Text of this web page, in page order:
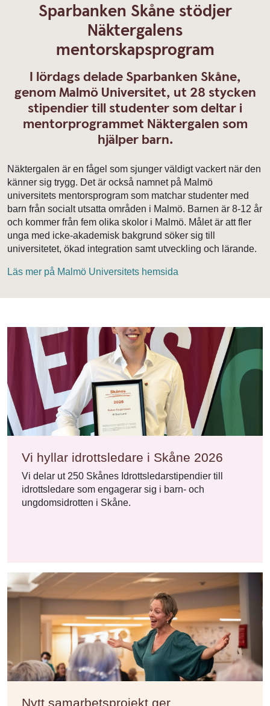
Sparbanken Skåne stödjer
Näktergalens
mentorskapsprogram
I lördags delade Sparbanken Skåne,
genom Malmö Universitet, ut 28 stycken
stipendier till studenter som deltar i
mentorprogrammet Näktergalen som
hjälper barn.
Näktergalen är en fågel som sjunger väldigt vackert när den
känner sig trygg. Det är också namnet på Malmö
universitets mentorsprogram som matchar studenter med
barn från socialt utsatta områden i Malmö. Barnen är 8-12 år
och kommer från fem olika skolor i Malmö. Målet är att fler
unga med icke-akademisk bakgrund söker sig till
universitetet, ökad integration samt utveckling och lärande.
Läs mer på Malmö Universitets hemsida
Vi hyllar idrottsledare i Skåne 2026
Vi delar ut 250 Skånes Idrottsledarstipendier till
idrottsledare som engagerar sig i barn- och
ungdomsidrotten i Skåne.
Nytt samarbetsprojekt ger